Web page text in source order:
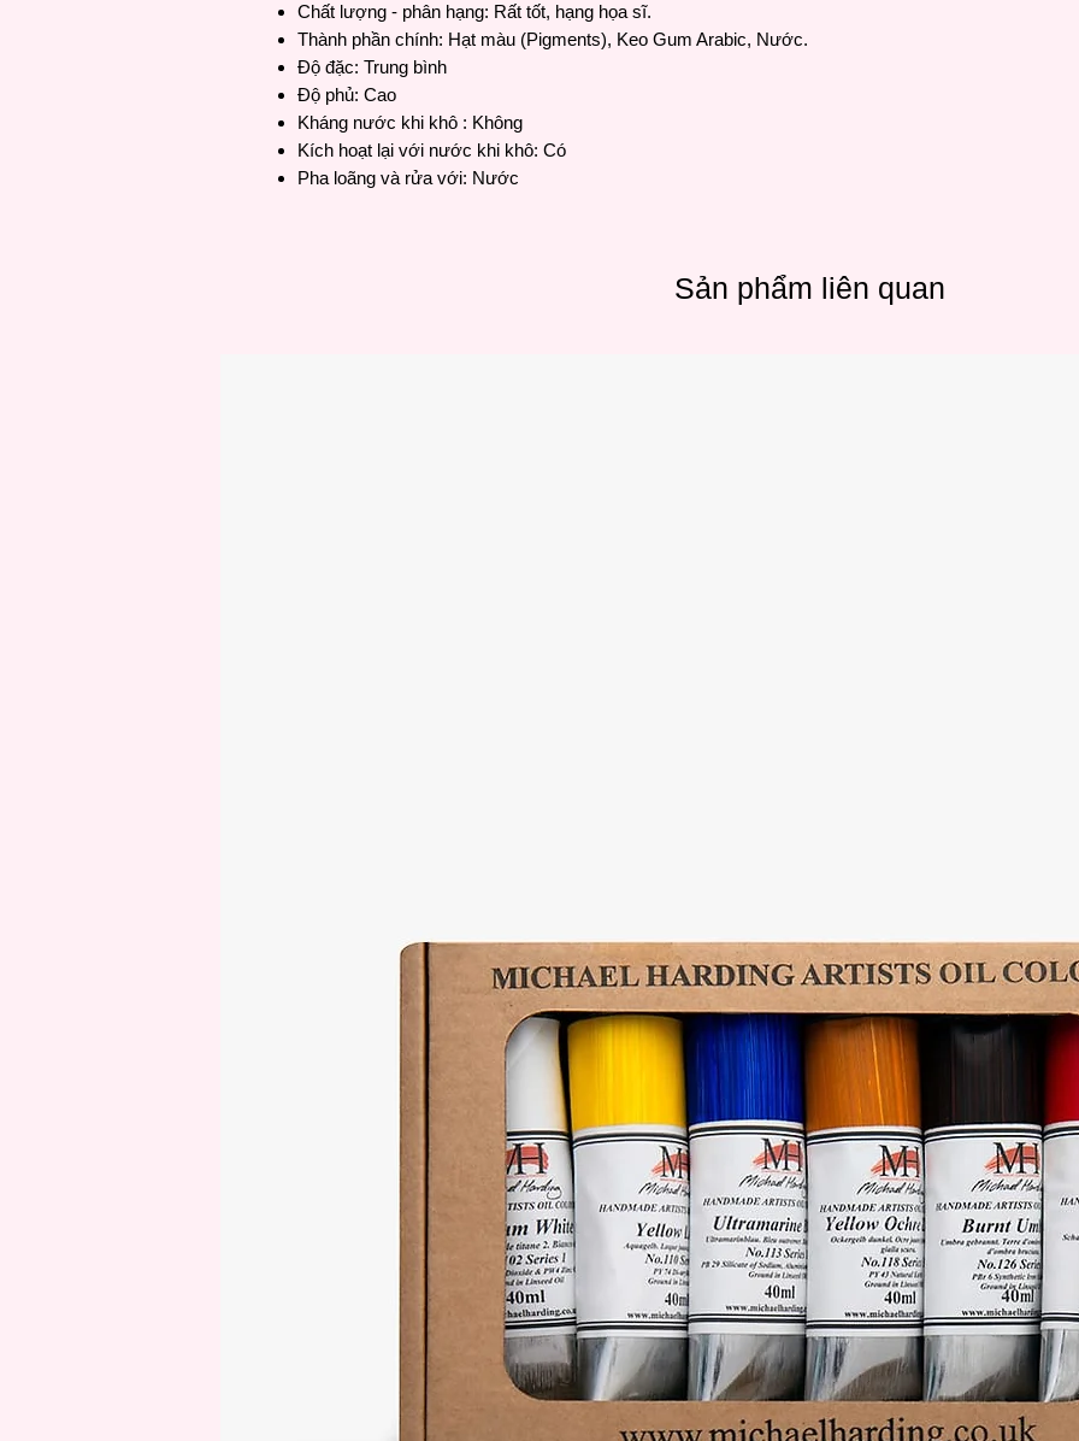
Chất lượng - phân hạng: Rất tốt, hạng họa sĩ.
Thành phần chính: Hạt màu (Pigments), Keo Gum Arabic, Nước.
Độ đặc: Trung bình
Độ phủ: Cao
Kháng nước khi khô : Không
Kích hoạt lại với nước khi khô: Có
Pha loãng và rửa với: Nước
Sản phẩm liên quan